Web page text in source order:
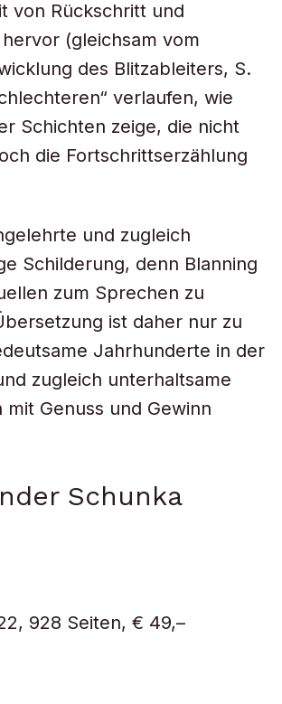
von Rückschritt und
(gleichsam vom
des Blitzableiters, S.
verlaufen, wie
Schichten zeige, die nicht
die Fortschrittserzählung
und zugleich
Schilderung, denn Blanning
zum Sprechen zu
ist daher nur zu
Jahrhunderte in der
zugleich unterhaltsame
Genuss und Gewinn
Schunka
928 Seiten, € 49,–